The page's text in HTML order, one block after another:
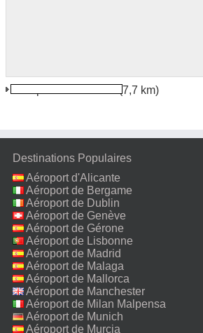
Aéroport de La ceibe(7,7 km)
Destinations Populaires
Aéroport d'Alicante
Aéroport de Bergame
Aéroport de Dublin
Aéroport de Genève
Aéroport de Gérone
Aéroport de Lisbonne
Aéroport de Madrid
Aéroport de Malaga
Aéroport de Mallorca
Aéroport de Manchester
Aéroport de Milan Malpensa
Aéroport de Munich
Aéroport de Murcia